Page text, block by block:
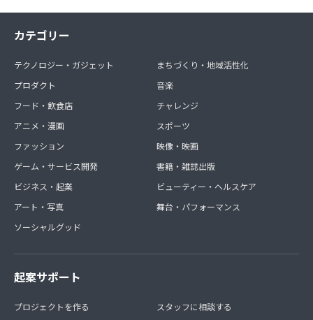
カテゴリー
テクノロジー・ガジェット
プロダクト
フード・飲食店
アニメ・漫画
ファッション
ゲーム・サービス開発
ビジネス・起業
アート・写真
ソーシャルグッド
まちづくり・地域活性化
音楽
チャレンジ
スポーツ
映像・映画
書籍・雑誌出版
ビューティー・ヘルスケア
舞台・パフォーマンス
起案サポート
プロジェクトを作る
スタッフに相談する